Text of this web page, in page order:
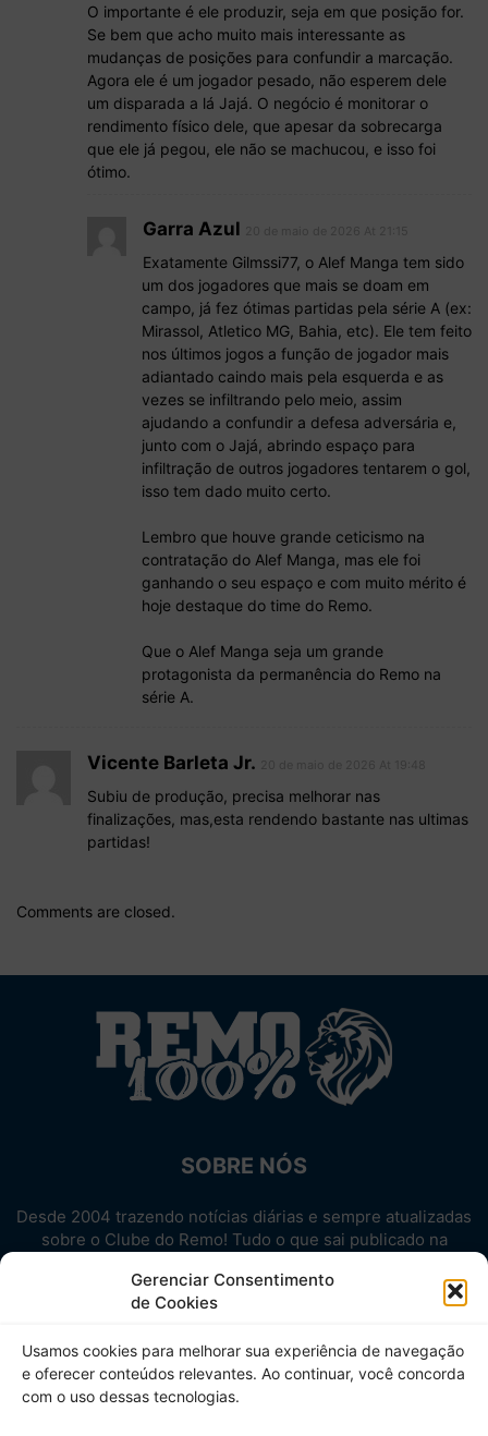
Gerenciar Consentimento
de Cookies
Usamos cookies para melhorar sua experiência de navegação
e oferecer conteúdos relevantes. Ao continuar, você concorda
com o uso dessas tecnologias.
O importante é ele produzir, seja em que posição for.
Se bem que acho muito mais interessante as
mudanças de posições para confundir a marcação.
Agora ele é um jogador pesado, não esperem dele
um disparada a lá Jajá. O negócio é monitorar o
rendimento físico dele, que apesar da sobrecarga
que ele já pegou, ele não se machucou, e isso foi
ótimo.
Garra Azul
Exatamente Gilmssi77, o Alef Manga tem sido
um dos jogadores que mais se doam em
campo, já fez ótimas partidas pela série A (ex:
Mirassol, Atletico MG, Bahia, etc). Ele tem feito
nos últimos jogos a função de jogador mais
adiantado caindo mais pela esquerda e as
vezes se infiltrando pelo meio, assim
ajudando a confundir a defesa adversária e,
junto com o Jajá, abrindo espaço para
infiltração de outros jogadores tentarem o gol,
isso tem dado muito certo.
Lembro que houve grande ceticismo na
contratação do Alef Manga, mas ele foi
ganhando o seu espaço e com muito mérito é
hoje destaque do time do Remo.
Que o Alef Manga seja um grande
protagonista da permanência do Remo na
série A.
Vicente Barleta Jr.
Subiu de produção, precisa melhorar nas
finalizações, mas,esta rendendo bastante nas ultimas
partidas!
Comments are closed.
SOBRE NÓS
Desde 2004 trazendo notícias diárias e sempre atualizadas
sobre o Clube do Remo! Tudo o que sai publicado na
Aproveite! Site não-oficial.
SIGA-NOS